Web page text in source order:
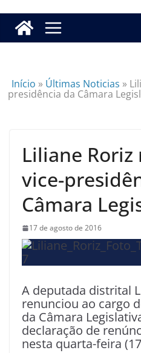
Início » Últimas Noticias »
presidência da Câmara
Liliane
vice-
Câmara
17 de agosto de 2016
A deputada distrital
renunciou ao cargo
da Câmara
declaração de
nesta quarta-feira